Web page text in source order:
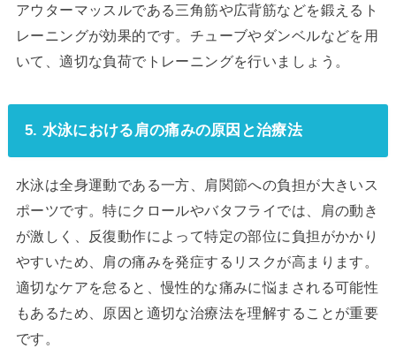
アウターマッスルである三角筋や広背筋などを鍛えるト
レーニングが効果的です。チューブやダンベルなどを用
いて、適切な負荷でトレーニングを行いましょう。
5. 水泳における肩の痛みの原因と治療法
水泳は全身運動である一方、肩関節への負担が大きいス
ポーツです。特にクロールやバタフライでは、肩の動き
が激しく、反復動作によって特定の部位に負担がかかり
やすいため、肩の痛みを発症するリスクが高まります。
適切なケアを怠ると、慢性的な痛みに悩まされる可能性
もあるため、原因と適切な治療法を理解することが重要
です。